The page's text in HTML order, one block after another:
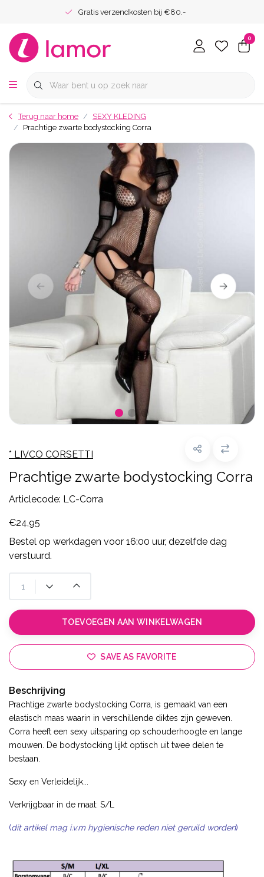
Gratis verzendkosten bij €80.-
0
Terug naar home
SEXY KLEDING
Prachtige zwarte bodystocking Corra
* LIVCO CORSETTI
Prachtige zwarte bodystocking Corra
Articlecode: LC-Corra
€24,95
Bestel op werkdagen voor 16:00 uur, dezelfde dag
verstuurd.
TOEVOEGEN AAN WINKELWAGEN
SAVE AS FAVORITE
Beschrijving
Prachtige zwarte bodystocking Corra, is gemaakt van een
elastisch maas waarin in verschillende diktes zijn geweven.
Corra heeft een sexy uitsparing op schouderhoogte en lange
mouwen. De bodystocking lijkt optisch uit twee delen te
bestaan.
Sexy en Verleidelijk...
Verkrijgbaar in de maat: S/L
(dit artikel mag i.v.m hygienische reden niet geruild worden)